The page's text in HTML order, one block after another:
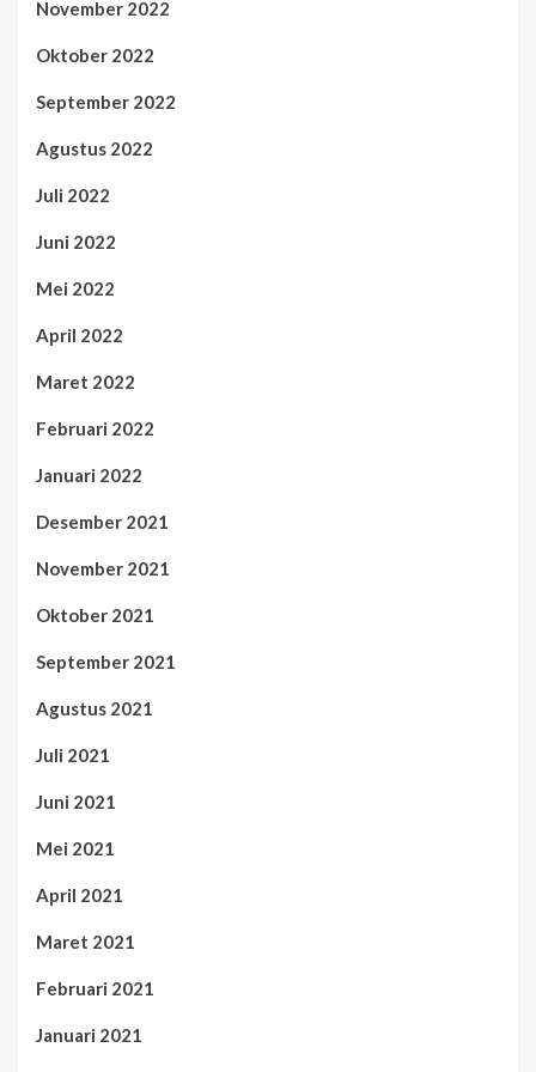
November 2022
Oktober 2022
September 2022
Agustus 2022
Juli 2022
Juni 2022
Mei 2022
April 2022
Maret 2022
Februari 2022
Januari 2022
Desember 2021
November 2021
Oktober 2021
September 2021
Agustus 2021
Juli 2021
Juni 2021
Mei 2021
April 2021
Maret 2021
Februari 2021
Januari 2021